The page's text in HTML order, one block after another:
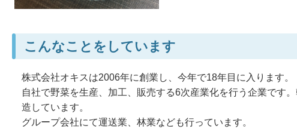
こんなことをしています
株式会社オキスは2006年に創業し、今年で18年目に入ります。
自社で野菜を生産、加工、販売する6次産業化を行う企業です
造しています。
グループ会社にて運送業、林業なども行っています。